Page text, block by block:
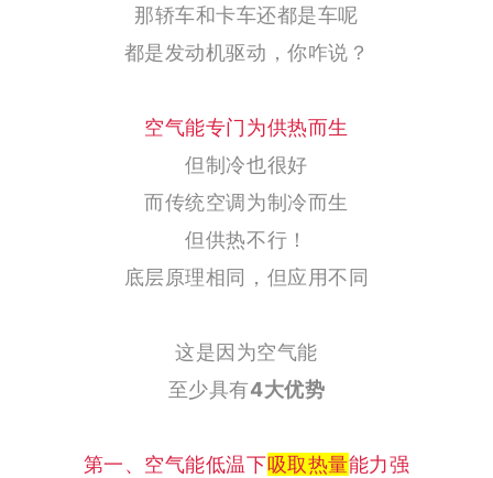
那轿车和卡车还都是车呢
都是发动机驱动，你咋说？
空气能专门为供热而生
但制冷也很好
而传统空调为制冷而生
但供热不行！
底层原理相同， 但应用不同
这是因为空气能
至少具有4大优势
第一、空气能低温下吸取热量能力强